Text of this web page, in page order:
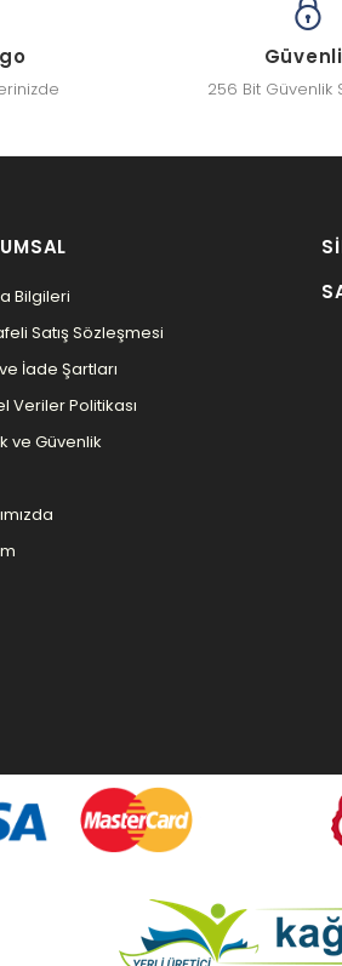
256 Bit Güvenlik
Bilgileri
Satış Sözleşmesi
İade Şartları
Veriler Politikası
ve Güvenlik